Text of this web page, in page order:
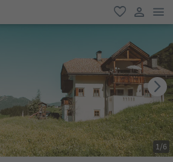
favorit
user link
1/6